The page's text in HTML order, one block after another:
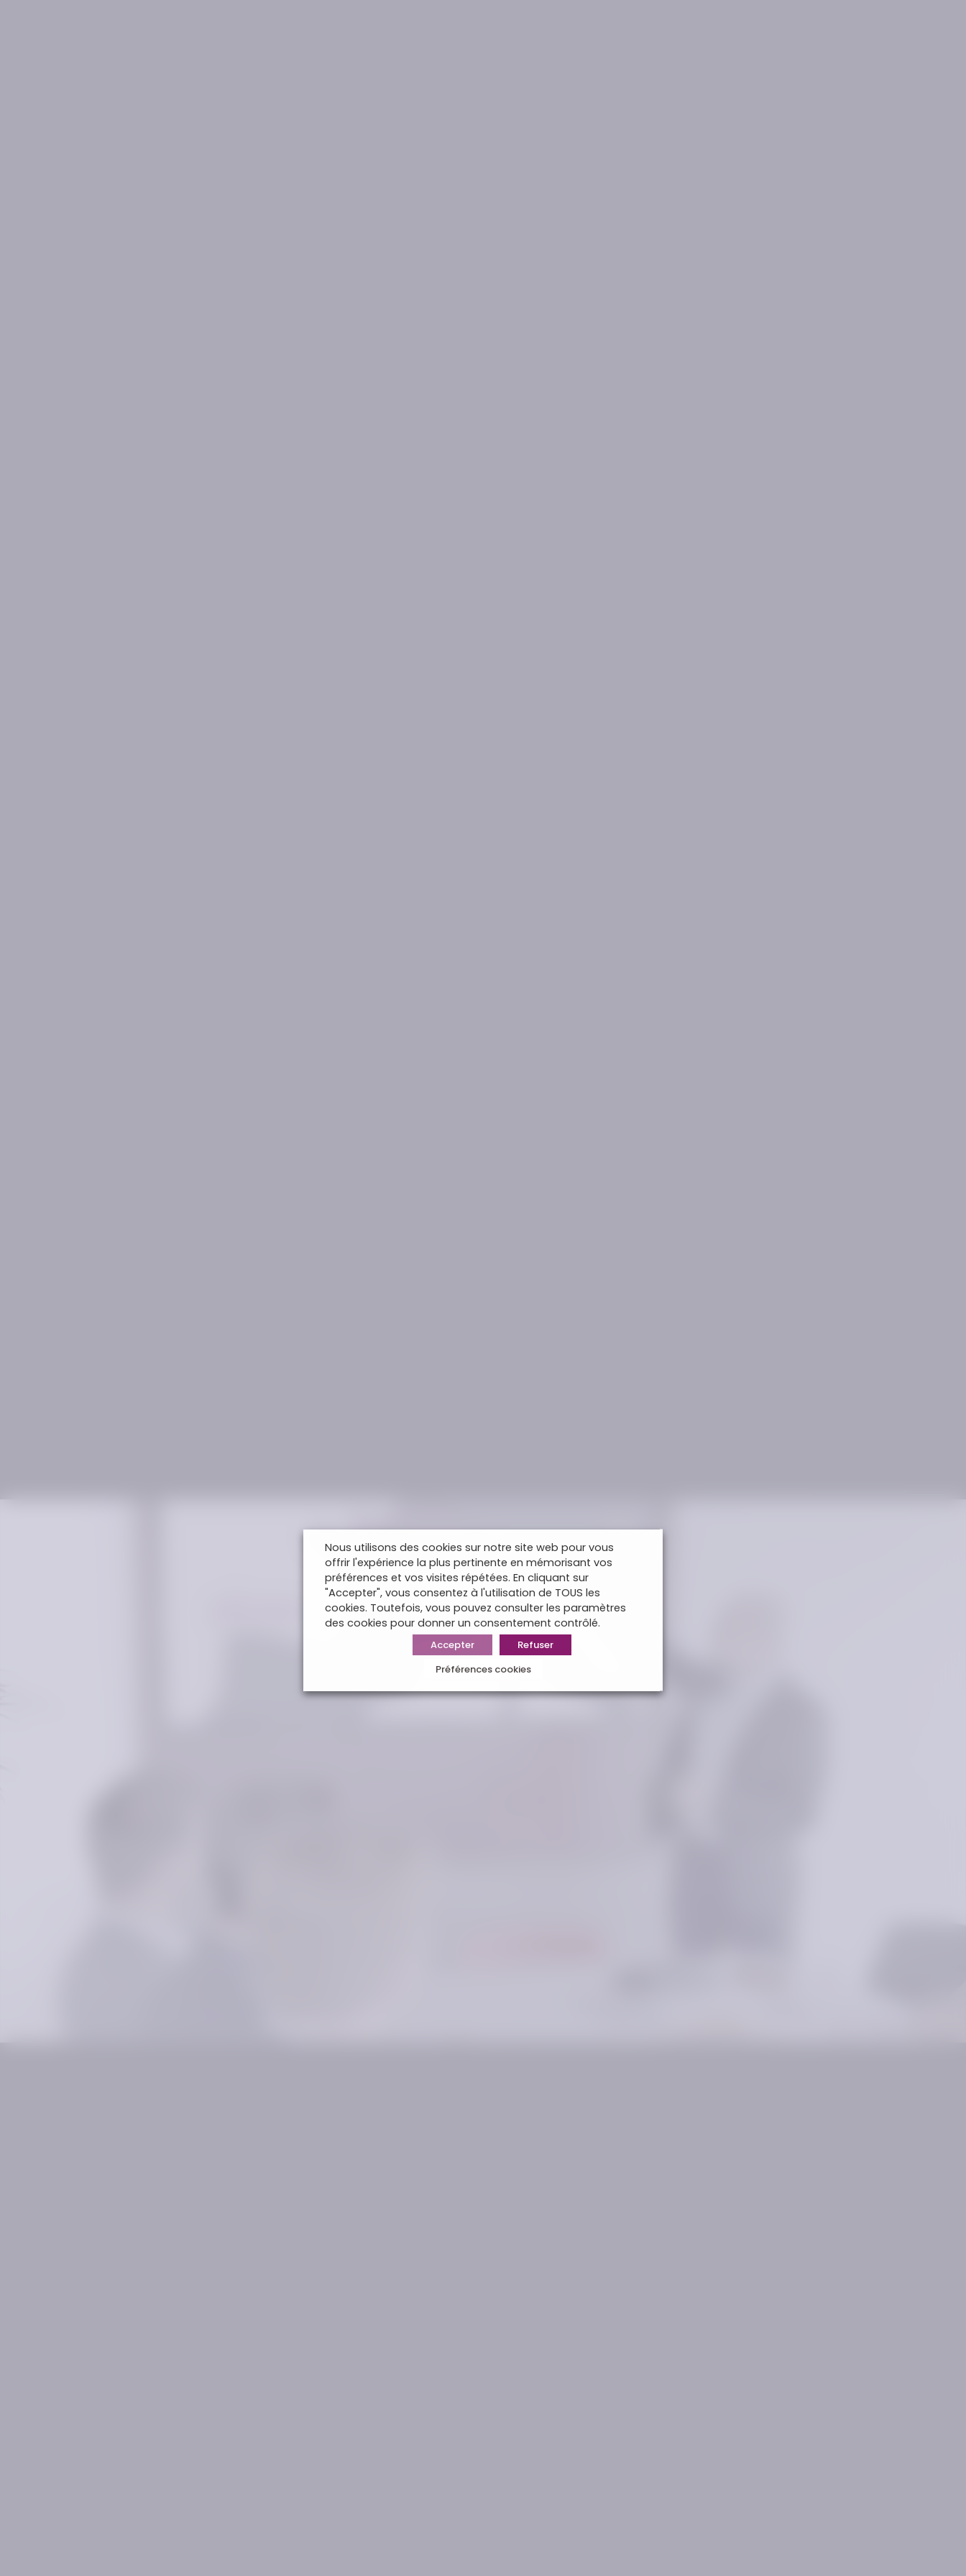
Nous utilisons des cookies sur notre site web pour vous
offrir l'expérience la plus pertinente en mémorisant vos
préférences et vos visites répétées. En cliquant sur
"Accepter", vous consentez à l'utilisation de TOUS les
cookies. Toutefois, vous pouvez consulter les paramètres
des cookies pour donner un consentement contrôlé.
Accepter
Refuser
Préférences cookies